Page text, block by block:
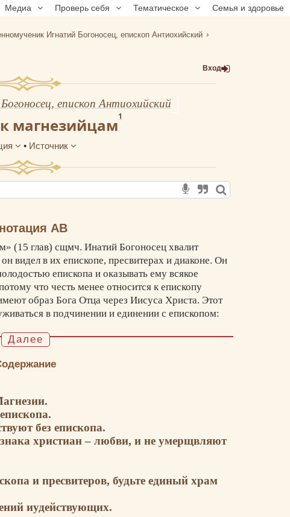
Медиа Проверь себя Тематическое Семья и здоровье
Игнатий Богоносец, епископ Антиохийский
Вход
епископ Антиохийский
магнезийцам1
• Источник
АВ
(15 глав) сщмч. Инатий Богоносец хвалит
видел в их епископе, пресвитерах и диаконе. Он
епископа и оказывать ему всякое
что честь менее относится к епископу
образ Бога Отца через Иисуса Христа. Этот
в подчинении и единении с епископом:
и единении.
Далее
без епископа.
христиан – любви, и не умерщвляют
и пресвитеров, будьте единый храм
иудействующих.